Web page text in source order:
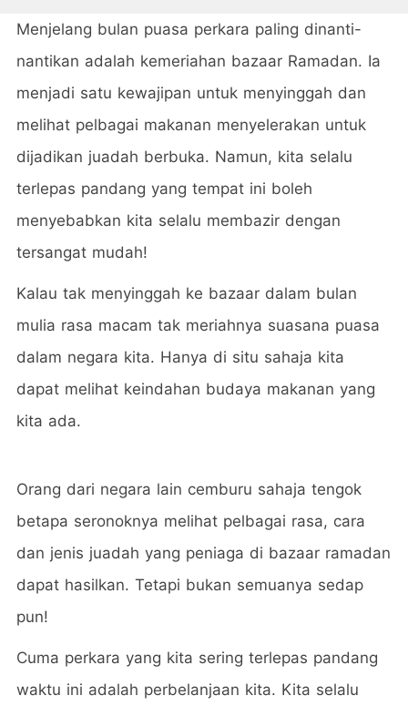
Menjelang bulan puasa perkara paling dinanti-
nantikan adalah kemeriahan bazaar Ramadan. Ia
menjadi satu kewajipan untuk menyinggah dan
melihat pelbagai makanan menyelerakan untuk
dijadikan juadah berbuka. Namun, kita selalu
terlepas pandang yang tempat ini boleh
menyebabkan kita selalu membazir dengan
tersangat mudah!
Kalau tak menyinggah ke bazaar dalam bulan
mulia rasa macam tak meriahnya suasana puasa
dalam negara kita. Hanya di situ sahaja kita
dapat melihat keindahan budaya makanan yang
kita ada.
Orang dari negara lain cemburu sahaja tengok
betapa seronoknya melihat pelbagai rasa, cara
dan jenis juadah yang peniaga di bazaar ramadan
dapat hasilkan. Tetapi bukan semuanya sedap
pun!
Cuma perkara yang kita sering terlepas pandang
waktu ini adalah perbelanjaan kita. Kita selalu